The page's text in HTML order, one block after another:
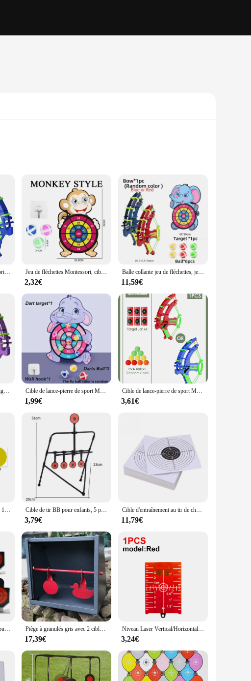
a wide range of sports, including archery, pistol shooting, and
training partner for both novices and seasoned athletes. The
you can select the one that best fits your training requirements.
to competitive events. Its lightweight construction ensures that it can
ensures that the targets are easily replaceable, allowing for
performance, making it a top choice for sports enthusiasts and
Cible de lance-pierre Montessori pour enfants, balle collante, jeu de fléchettes, jeux de société de basket-ball, balle molle, jouet d'entraînement en plein air Jeu de fléchettes Montessori, cible de fronde, balle collante, dessin animé animal, jouet d'extérieur
2,32€
Balle collante jeu de fléchettes, jeu de sport, jouets pour enfants, balle collante, jeux de société éducatifs, balle collante, lance-pierre
11,59€
Jouet de fronde de catapulte oligBall pour enfants, comprenant 6 cibles en mousse, 5 jeux de lancer IkIncentré et Outdoor, jouets de sport, cadeaux pour enfants Cible de lance-pierre de sport Montessori pour enfants, jeu de fléchettes collantes, jeux de société de basket-ball, jouet de plein air
1,99€
Cible de lance-pierre de sport Montessori pour enfants, jeu de fléchettes collantes, jeux de société de basket-ball, jouet de plein air
3,61€
Plâtre Lumineux pour Cible de 19mm, Noir/Rouge, Autocollant, Alésage de Bullseye, Accessoires de Tir, 1000 Pièces Cible de tir BB pour enfants, 5 plaques, entraînement au tir, intérieur, Cristal automatique, modmirreal
3,79€
Cible d'entraînement au tir de chasse, fronde en papier, fusil de odor, accessoires d'entraînement, intérieur et extérieur, 14x14cm, 100 pièces
11,79€
Ensemble de cibles durables pour la chasse, cible en métal pour la pratique de l'airsoft, 6 pièces/lot Piège à granulés gris avec 2 cibles rouges, fileur intégré-5.50 "* 5.50"
17,39€
Niveau Laser Vertical/Horizontal carte cible ligne rouge/verte, plaque de Distance du faisceau, plaque magnétique pouce/cm planche de nivellement, pièce d'outil
3,24€